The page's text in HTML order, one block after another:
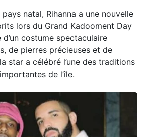
natal, Rihanna a une nouvelle
lors du Grand Kadooment Day
costume spectaculaire
de pierres précieuses et de
star a célébré l’une des traditions
de l’île.